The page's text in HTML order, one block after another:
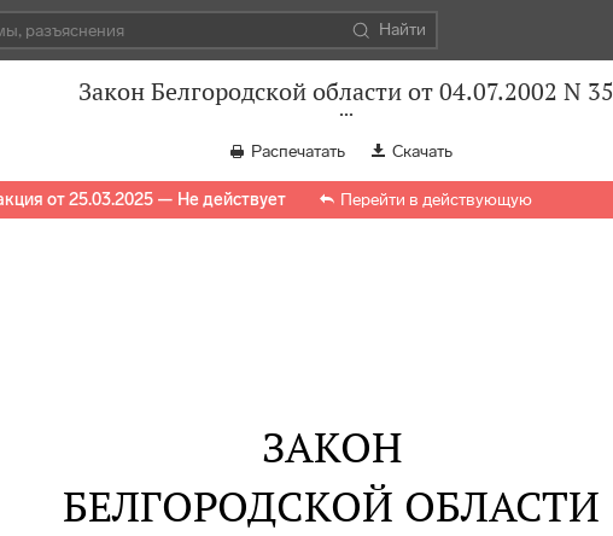
Найти
Закон Белгородской области от 04.07.2002 N 35
Распечатать Скачать
от 25.03.2025 — Не действует Перейти в действующую
ЗАКОН
БЕЛГОРОДСКОЙ ОБЛАСТИ